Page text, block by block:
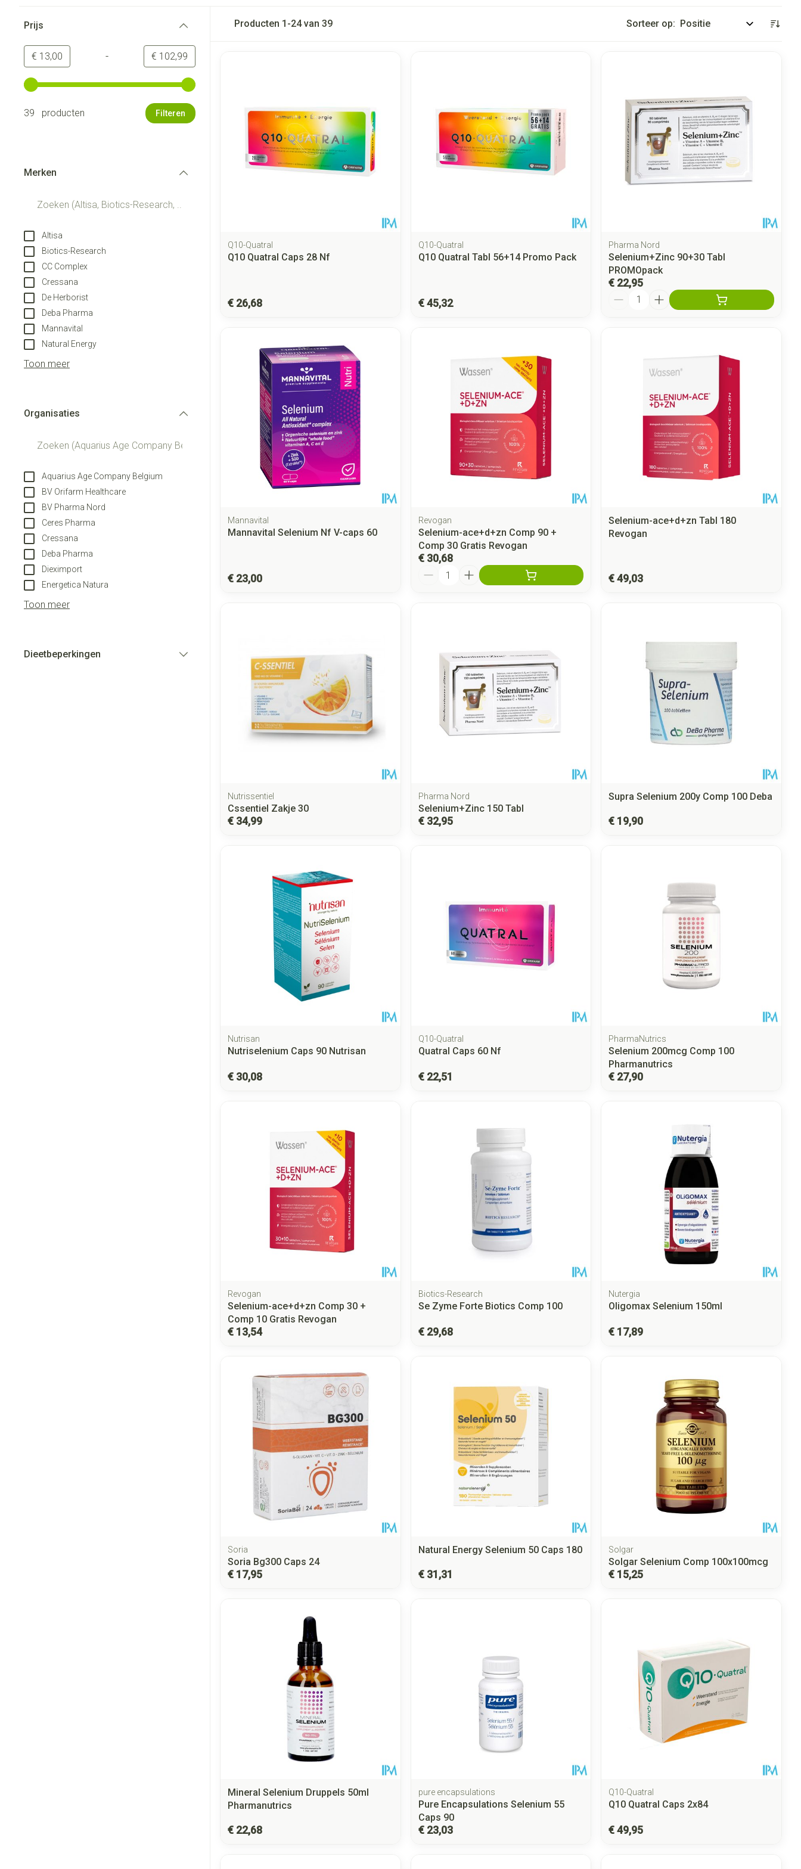
Prijs
Minimumwaarde
€ 13,00 - Maximale waarde
€ 102,99
Gebruik de pijltjestoetsen links en rechts om de minimale en maximale prijswaarden aan te passen.
39 producten Filteren
Merken
Altisa
Biotics-Research
CC Complex
Cressana
De Herborist
Deba Pharma
Mannavital
Natural Energy
Toon meer
Organisaties
Aquarius Age Company Belgium
BV Orifarm Healthcare
BV Pharma Nord
Ceres Pharma
Cressana
Deba Pharma
Dieximport
Energetica Natura
Toon meer
Dieetbeperkingen
Producten 1 -24van 39 Sorteer op:
Q10-Quatral
Q10 Quatral Caps 28 Nf
€ 26,68
Q10-Quatral
Q10 Quatral Tabl 56+14 Promo Pack
€ 45,32
Pharma Nord
Selenium+Zinc 90+30 Tabl
PROMOpack
€ 22,95
Mannavital
Mannavital Selenium Nf V-caps 60
€ 23,00
Revogan
Selenium-ace+d+zn Comp 90 +
Comp 30 Gratis Revogan
€ 30,68
Selenium-ace+d+zn Tabl 180
Revogan
€ 49,03
Nutrissentiel
Cssentiel Zakje 30
€ 34,99
Pharma Nord
Selenium+Zinc 150 Tabl
€ 32,95
Supra Selenium 200y Comp 100 Deba
€ 19,90
Nutrisan
Nutriselenium Caps 90 Nutrisan
€ 30,08
Q10-Quatral
Quatral Caps 60 Nf
€ 22,51
PharmaNutrics
Selenium 200mcg Comp 100
Pharmanutrics
€ 27,90
Revogan
Selenium-ace+d+zn Comp 30 +
Comp 10 Gratis Revogan
€ 13,54
Biotics-Research
Se Zyme Forte Biotics Comp 100
€ 29,68
Nutergia
Oligomax Selenium 150ml
€ 17,89
Soria
Soria Bg300 Caps 24
€ 17,95
Natural Energy Selenium 50 Caps 180
€ 31,31
Solgar
Solgar Selenium Comp 100x100mcg
€ 15,25
Mineral Selenium Druppels 50ml
Pharmanutrics
€ 22,68
pure encapsulations
Pure Encapsulations Selenium 55
Caps 90
€ 23,03
Q10-Quatral
Q10 Quatral Caps 2x84
€ 49,95